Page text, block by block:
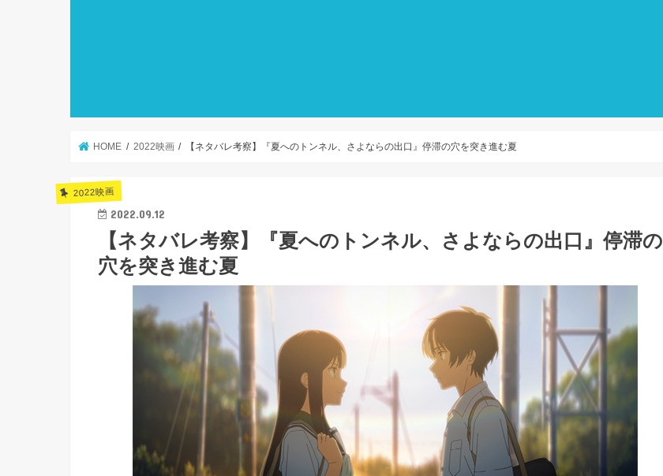
HOME 2022映画 【ネタバレ考察】『夏へのトンネル、さよならの出口』停滞の穴を突き進む夏
2022映画
2022.09.12
【ネタバレ考察】『夏へのトンネル、さよならの出口』停滞の
穴を突き進む夏